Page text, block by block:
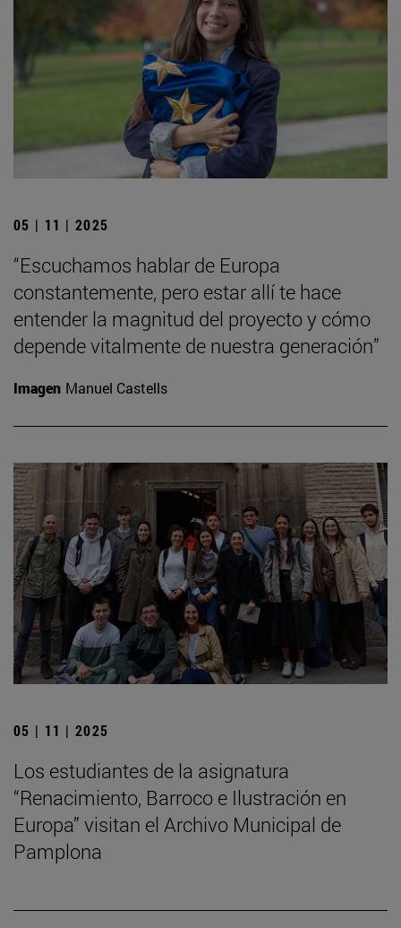
05 | 11 | 2025
“Escuchamos hablar de Europa
constantemente, pero estar allí te hace
entender la magnitud del proyecto y cómo
depende vitalmente de nuestra generación”
Imagen Manuel Castells
05 | 11 | 2025
Los estudiantes de la asignatura
“Renacimiento, Barroco e Ilustración en
Europa” visitan el Archivo Municipal de
Pamplona